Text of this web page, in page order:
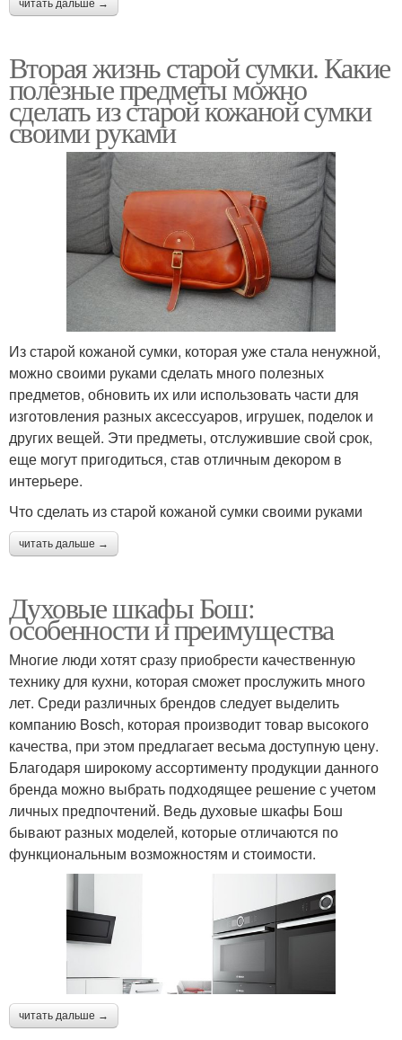
читать дальше →
Вторая жизнь старой сумки. Какие
полезные предметы можно
сделать из старой кожаной сумки
своими руками
Из старой кожаной сумки, которая уже стала ненужной,
можно своими руками сделать много полезных
предметов, обновить их или использовать части для
изготовления разных аксессуаров, игрушек, поделок и
других вещей. Эти предметы, отслужившие свой срок,
еще могут пригодиться, став отличным декором в
интерьере.
Что сделать из старой кожаной сумки своими руками
читать дальше →
Духовые шкафы Бош:
особенности и преимущества
Многие люди хотят сразу приобрести качественную
технику для кухни, которая сможет прослужить много
лет. Среди различных брендов следует выделить
компанию Bosch, которая производит товар высокого
качества, при этом предлагает весьма доступную цену.
Благодаря широкому ассортименту продукции данного
бренда можно выбрать подходящее решение с учетом
личных предпочтений. Ведь духовые шкафы Бош
бывают разных моделей, которые отличаются по
функциональным возможностям и стоимости.
читать дальше →